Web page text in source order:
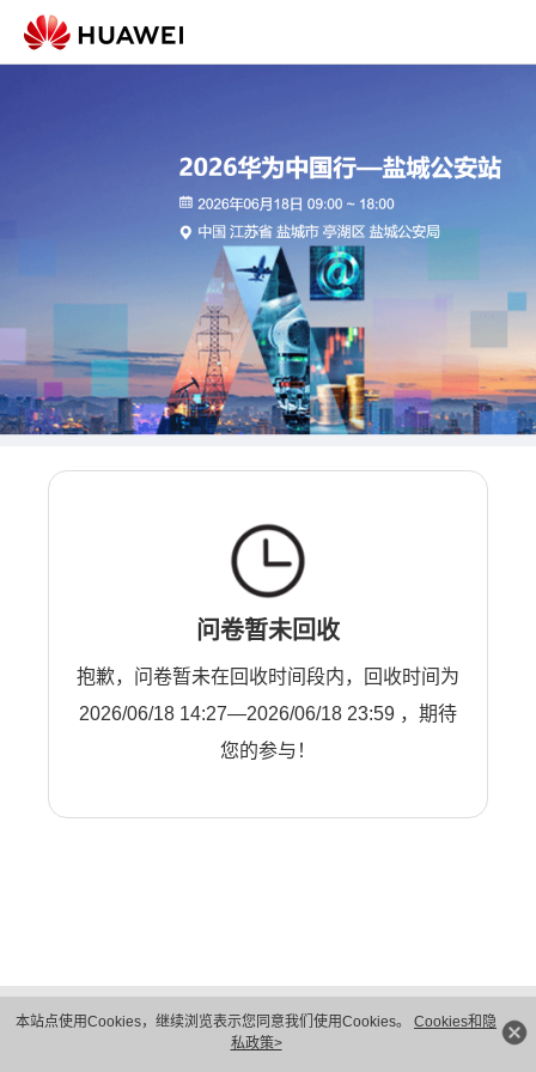
本站点使用Cookies，继续浏览表示您同意我们使用Cookies。 Cookies和隐
私政策>
问卷暂未回收
抱歉，问卷暂未在回收时间段内，回收时间为
2026/06/18 14:27—2026/06/18 23:59 ，期待
您的参与！
隐私保护
法律声明